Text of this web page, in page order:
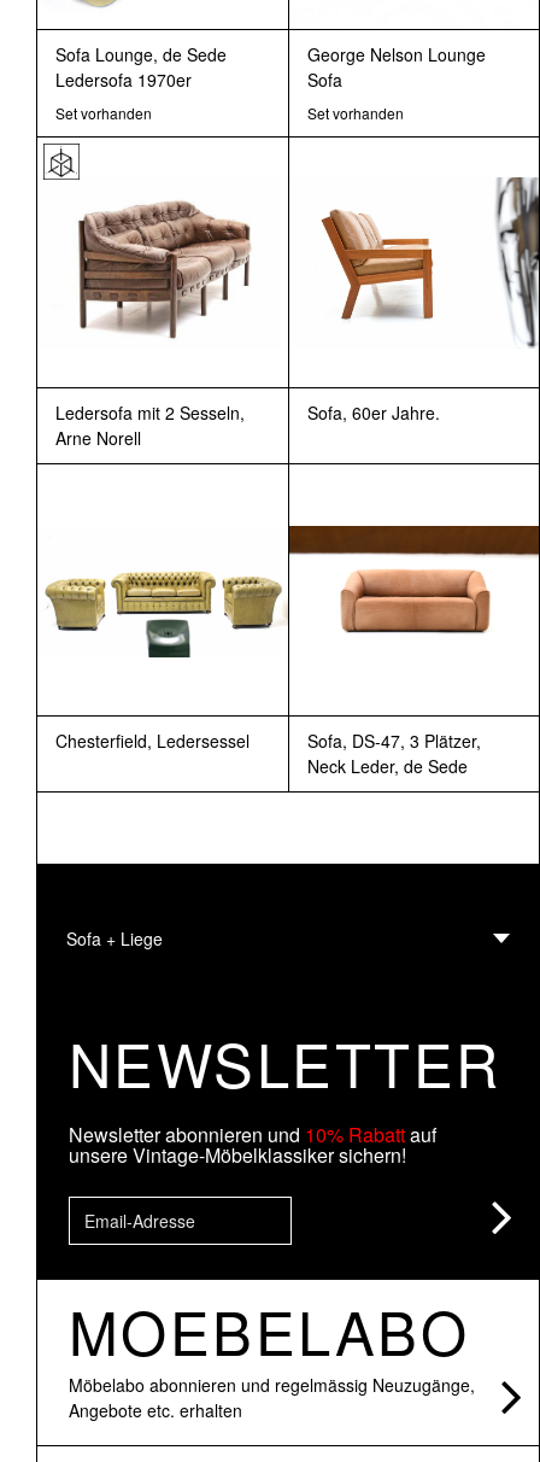
Sofa Lounge, de Sede
Ledersofa 1970er
Set vorhanden
George Nelson Lounge
Sofa
Set vorhanden
Ledersofa mit 2 Sesseln,
Arne Norell
Sofa, 60er Jahre.
Chesterfield, Ledersessel
Sofa, DS-47, 3 Plätzer,
Neck Leder, de Sede
Sofa + Liege
NEWSLETTER
Newsletter abonnieren und 10% Rabattauf
unsere Vintage-Möbelklassiker sichern!
MOEBELABO
Möbelabo abonnieren und regelmässig Neuzugänge,
Angebote etc. erhalten